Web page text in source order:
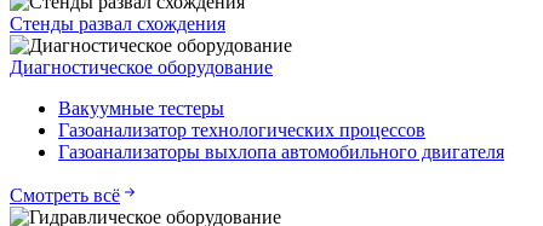
Стенды развал схождения
Диагностическое оборудование
Вакуумные тестеры
Газоанализатор технологических процессов
Газоанализаторы выхлопа автомобильного двигателя
Смотреть всё